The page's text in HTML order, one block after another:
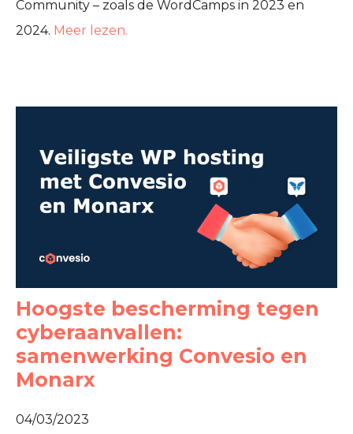
Community – zoals de WordCamps in 2023 en
2024. Meer lezen.
Hoogste bescherming tegen
cyberaanvallen:
samenwerking Convesio en
Monarx
04/03/2023